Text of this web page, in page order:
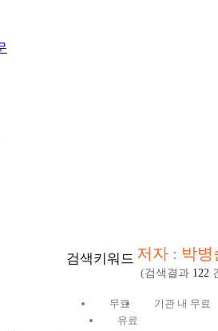
검색키워드 저자 : 박병
(검색결과 122
무료
기관 내 무료
유료